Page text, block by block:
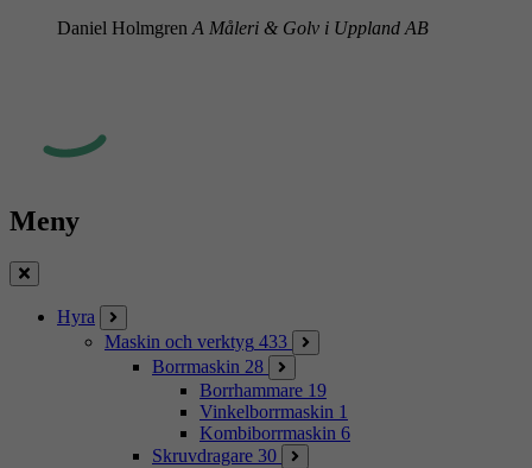
Daniel Holmgren A Måleri & Golv i Uppland AB
Meny
Stäng
Hyra
Maskin och verktyg 433
Borrmaskin 28
Borrhammare 19
Vinkelborrmaskin 1
Kombiborrmaskin 6
Skruvdragare 30